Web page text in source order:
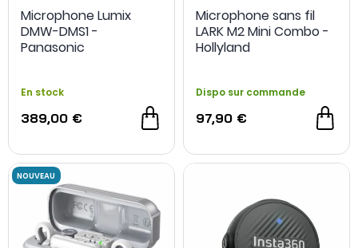
Microphone Lumix
DMW-DMS1 -
Panasonic
En stock
389,00 €
Microphone sans fil
LARK M2 Mini Combo -
Hollyland
Dispo sur commande
97,90 €